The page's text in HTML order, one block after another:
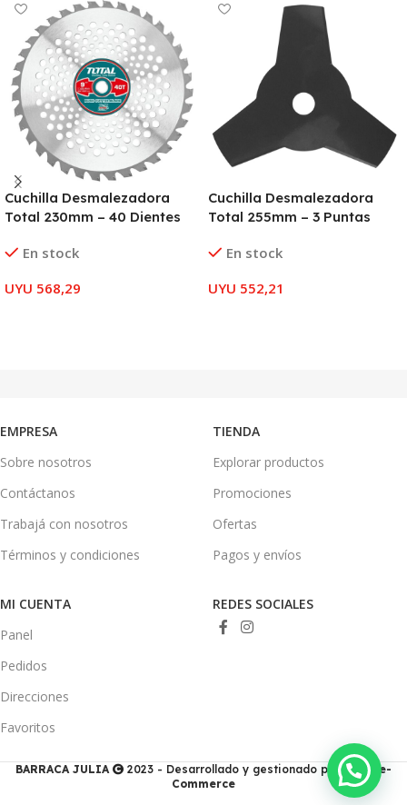
Cuchilla Desmalezadora
Total 230mm – 40 Dientes
En stock
UYU 568,29
Cuchilla Desmalezadora
Total 255mm – 3 Puntas
En stock
UYU 552,21
EMPRESA
Sobre nosotros
Contáctanos
Trabajá con nosotros
Términos y condiciones
TIENDA
Explorar productos
Promociones
Ofertas
Pagos y envíos
MI CUENTA
Panel
Pedidos
Direcciones
Favoritos
REDES SOCIALES
BARRACA JULIA 2023 - Desarrollado y gestionado por Ducis e-
Commerce
💭 ¿Necesitas ayuda?